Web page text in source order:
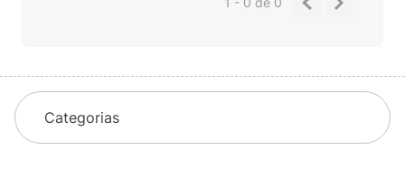
Categorias